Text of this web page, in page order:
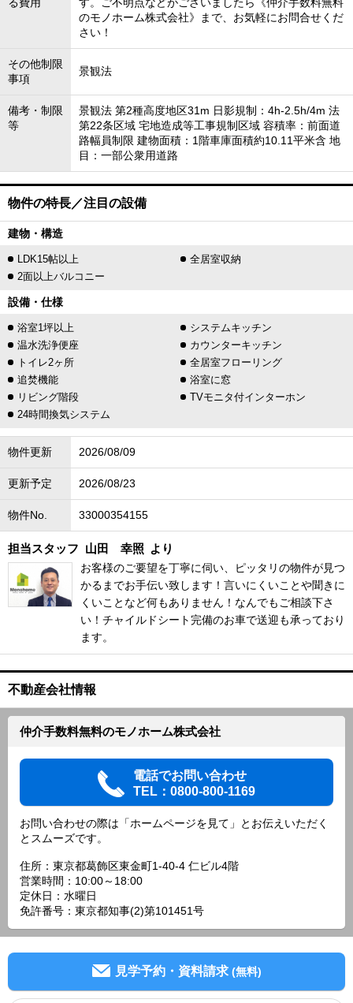
のモノホーム株式会社》まで、お気軽にお問合せくだ
さい！
その他制限
事項
景観法
備考・制限
等
景観法 第2種高度地区31m 日影規制：4h-2.5h/4m 法
第22条区域 宅地造成等工事規制区域 容積率：前面道
路幅員制限 建物面積：1階車庫面積約10.11平米含 地
目：一部公衆用道路
物件の特長／注目の設備
建物・構造
LDK15帖以上
全居室収納
2面以上バルコニー
設備・仕様
浴室1坪以上
システムキッチン
温水洗浄便座
カウンターキッチン
トイレ2ヶ所
全居室フローリング
追焚機能
浴室に窓
リビング階段
TVモニタ付インターホン
24時間換気システム
物件更新 2026/08/09
更新予定 2026/08/23
物件No. 33000354155
担当スタッフ 山田 幸照 より
お客様のご要望を丁寧に伺い、ピッタリの物件が見つ
かるまでお手伝い致します！言いにくいことや聞きに
くいことなど何もありません！なんでもご相談下さ
い！チャイルドシート完備のお車で送迎も承っており
ます。
不動産会社情報
仲介手数料無料のモノホーム株式会社
電話でお問い合わせ
TEL：0800-800-1169
お問い合わせの際は「ホームページを見て」とお伝えいただく
とスムーズです。
住所：東京都葛飾区東金町1-40-4 仁ビル4階
営業時間：10:00～18:00
定休日：水曜日
免許番号：東京都知事(2)第101451号
見学予約・資料請求 (無料)